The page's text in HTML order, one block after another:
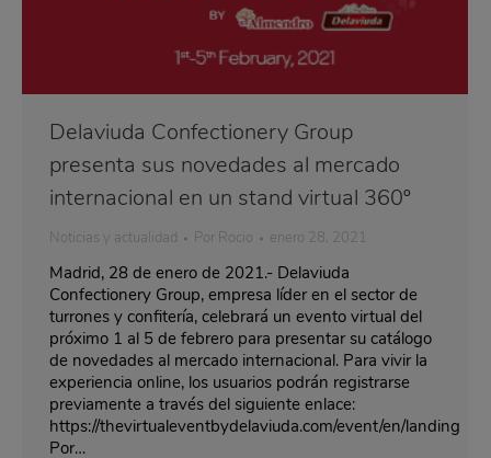
Delaviuda Confectionery Group
presenta sus novedades al mercado
internacional en un stand virtual 360º
Noticias y actualidad Por Rocio enero 28, 2021
Madrid, 28 de enero de 2021.- Delaviuda
Confectionery Group, empresa líder en el sector de
turrones y confitería, celebrará un evento virtual del
próximo 1 al 5 de febrero para presentar su catálogo
de novedades al mercado internacional. Para vivir la
experiencia online, los usuarios podrán registrarse
previamente a través del siguiente enlace:
https://thevirtualeventbydelaviuda.com/event/en/landing
Por…